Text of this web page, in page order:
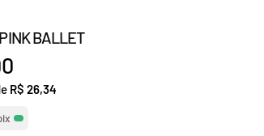
BALLET
R$ 26,34